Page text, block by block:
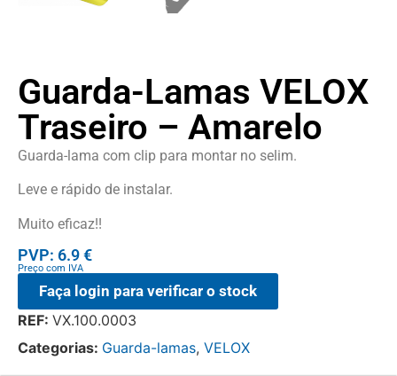
Guarda-Lamas VELOX
Traseiro – Amarelo
Guarda-lama com clip para montar no selim.
Leve e rápido de instalar.
Muito eficaz!!
PVP: 6.9 €
Preço com IVA
Faça login para verificar o stock
REF: VX.100.0003
Categorias: Guarda-lamas, VELOX